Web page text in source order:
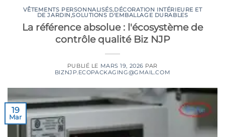
VÊTEMENTS PERSONNALISÉS,DÉCORATION INTÉRIEURE ET
DE JARDIN,SOLUTIONS D'EMBALLAGE DURABLES
La référence absolue : l'écosystème de
contrôle qualité Biz NJP
PUBLIÉ LE MARS 19, 2026 PAR
BIZNJP.ECOPACKAGING@GMAIL.COM
19
Mar